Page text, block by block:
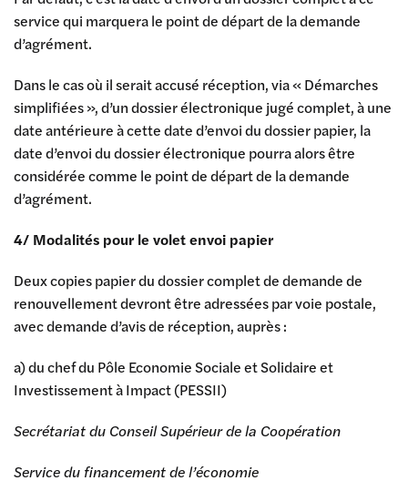
service qui marquera le point de départ de la demande
d’agrément.
Dans le cas où il serait accusé réception, via « Démarches
simplifiées », d’un dossier électronique jugé complet, à une
date antérieure à cette date d’envoi du dossier papier, la
date d’envoi du dossier électronique pourra alors être
considérée comme le point de départ de la demande
d’agrément.
4/ Modalités pour le volet envoi papier
Deux copies papier du dossier complet de demande de
renouvellement devront être adressées par voie postale,
avec demande d’avis de réception, auprès :
a) du chef du Pôle Economie Sociale et Solidaire et
Investissement à Impact (PESSII)
Secrétariat du Conseil Supérieur de la Coopération
Service du financement de l’économie